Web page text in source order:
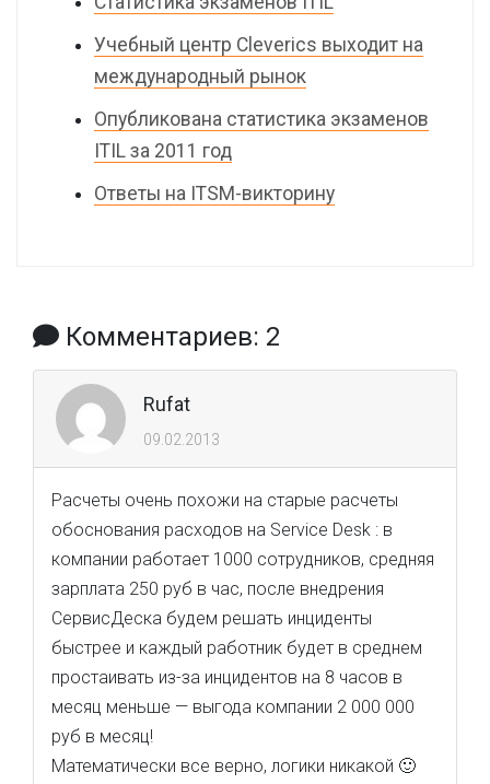
Учебный центр Cleverics выходит на
международный рынок
Опубликована статистика экзаменов
ITIL за 2011 год
Ответы на ITSM-викторину
Комментариев: 2
Rufat
09.02.2013
Расчеты очень похожи на старые расчеты
обоснования расходов на Service Desk : в
компании работает 1000 сотрудников, средняя
зарплата 250 руб в час, после внедрения
СервисДеска будем решать инциденты
быстрее и каждый работник будет в среднем
простаивать из-за инцидентов на 8 часов в
месяц меньше — выгода компании 2 000 000
руб в месяц!
Математически все верно, логики никакой 🙂